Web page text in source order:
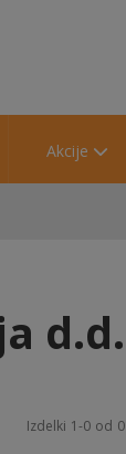
Akcije
d.d.
Izdelki 1-0 od 0